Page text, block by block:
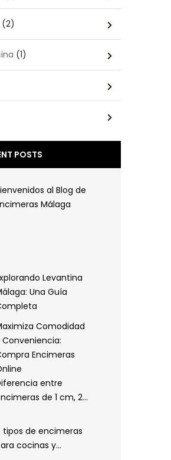
(2)
(1)
POSTS
al Blog de
Málaga
Levantina
Una Guía
Comodidad
Conveniencia:
Encimeras
entre
de 1 cm, 2...
tipos de encimeras
cocinas y...